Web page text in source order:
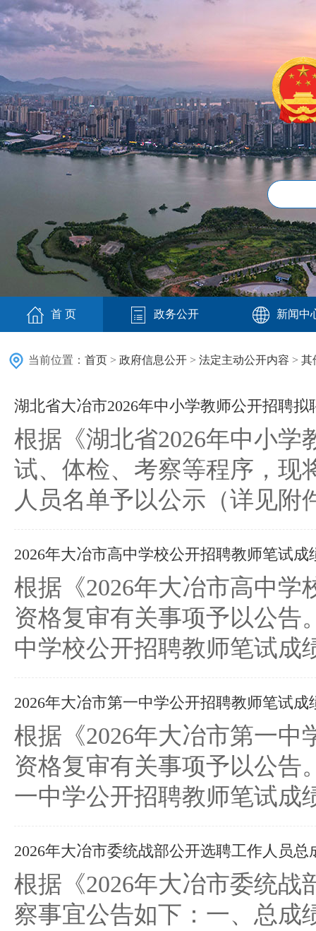
首 页 政务公开 新闻中
当前位置： 首页 > 政府信息公开 > 法定主动公开内容 > 其
湖北省大冶市2026年中小学教师公开招聘拟
根据《湖北省2026年中小
试、体检、考察等程序，现
人员名单予以公示（详见附
2026年大冶市高中学校公开招聘教师笔试
根据《2026年大冶市高中
资格复审有关事项予以公告
中学校公开招聘教师笔试成
2026年大冶市第一中学公开招聘教师笔试
根据《2026年大冶市第一
资格复审有关事项予以公告
一中学公开招聘教师笔试成
2026年大冶市委统战部公开选聘工作人员总
根据《2026年大冶市委统
察事宜公告如下：一、总成